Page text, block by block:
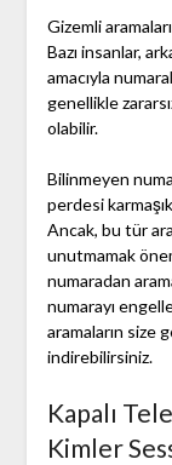
Gizemli
Bazı insanlar,
amacıyla
genellikle
olabilir.
Bilinmeyen
perdesi
Ancak, bu tür
unutmamak
numaradan
numarayı
aramaların size
indirebilirsiniz.
Kapalı
Kimler